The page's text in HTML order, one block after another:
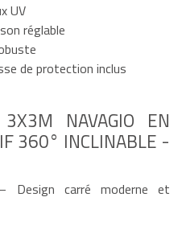
UV
réglable
de protection inclus
3X3M NAVAGIO EN
360° INCLINABLE -
Design carré moderne et